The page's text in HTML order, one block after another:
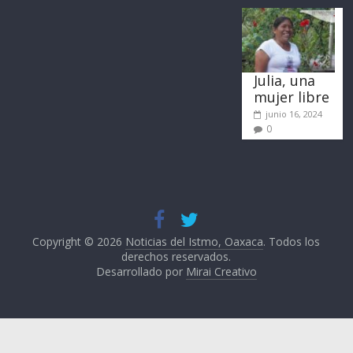
Julia, una
mujer libre
junio 16, 2024
0
Copyright © 2026 Noticias del Istmo, Oaxaca. Todos los
derechos reservados.
Desarrollado por Mirai Creativo